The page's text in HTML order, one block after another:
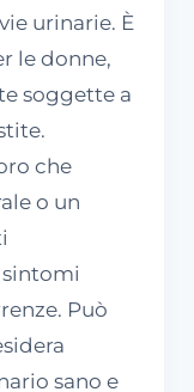
urinarie. È
le donne,
soggette a
che
o un
Può
sano e